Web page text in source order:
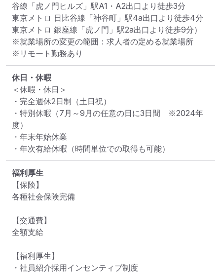
谷線「虎ノ門ヒルズ」駅A1・A2出口より徒歩3分
東京メトロ 日比谷線「神谷町」駅4a出口より徒歩4分
東京メトロ 銀座線「虎ノ門」駅2a出口より徒歩9分）
※就業場所の変更の範囲：求人者の定める就業場所
※リモート勤務あり
休日・休暇
＜休暇・休日＞
・完全週休2日制（土日祝）
・特別休暇（7月～9月の任意の日に3日間　※2024年
度）
・年末年始休業
・年次有給休暇（時間単位での取得も可能）
福利厚生
【保険】
各種社会保険完備
【交通費】
全額支給
【福利厚生】
・社員紹介採用インセンティブ制度